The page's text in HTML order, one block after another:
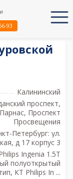
93
Калининский
проспект,
Проспект
Просвещения
Петербург: ул.
д 17 корпус 3
Ingenia 1.5T
полуоткрытый
КТ Philips In ...